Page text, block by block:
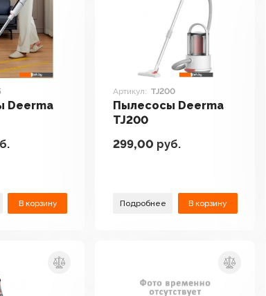
Deerma
В корзину
Артикул: TJ200
Пылесосы Deerma
TJ200
299,00 руб.
Подробнее В корзину